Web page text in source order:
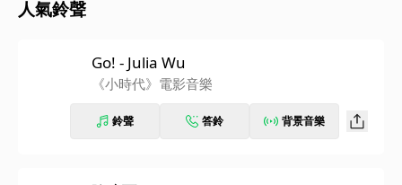
人氣鈴聲
Go! - Julia Wu
《小時代》電影音樂
鈴聲 答鈴 背景音樂